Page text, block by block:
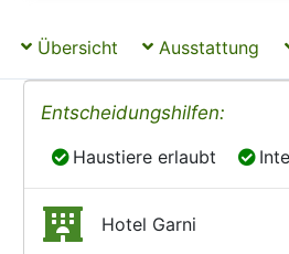
Übersicht Ausstattung
Entscheidungshilfen:
Haustiere erlaubt
Haustiere erlaubt
Hotel Garni